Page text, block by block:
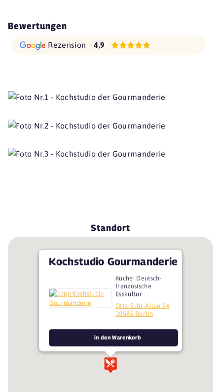
Bewertungen
Rezension 4,9
Standort
Kochstudio Gourmanderie
Küche: Deutsch-
französische
Esskultur
Otto-Suhr-Allee 94
10585 Berlin
in den Warenkorb